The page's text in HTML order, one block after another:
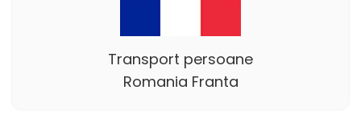
Transport persoane
Romania Franta